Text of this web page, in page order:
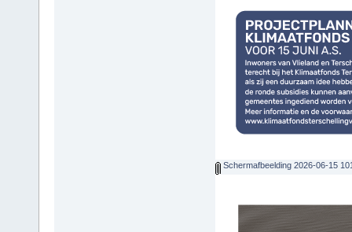
Schermafbeelding 2026-06-15